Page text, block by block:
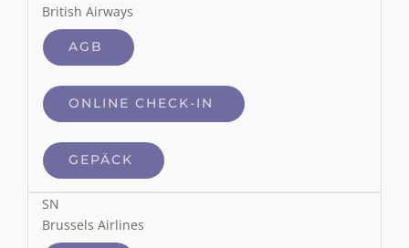
British Airways
AGB
ONLINE CHECK-IN
GEPÄCK
SN
Brussels Airlines